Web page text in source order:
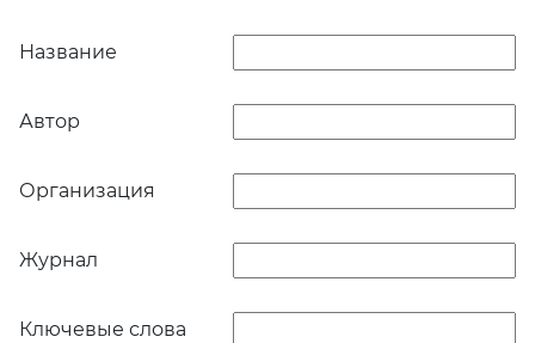
Название
Автор
Организация
Журнал
Ключевые слова